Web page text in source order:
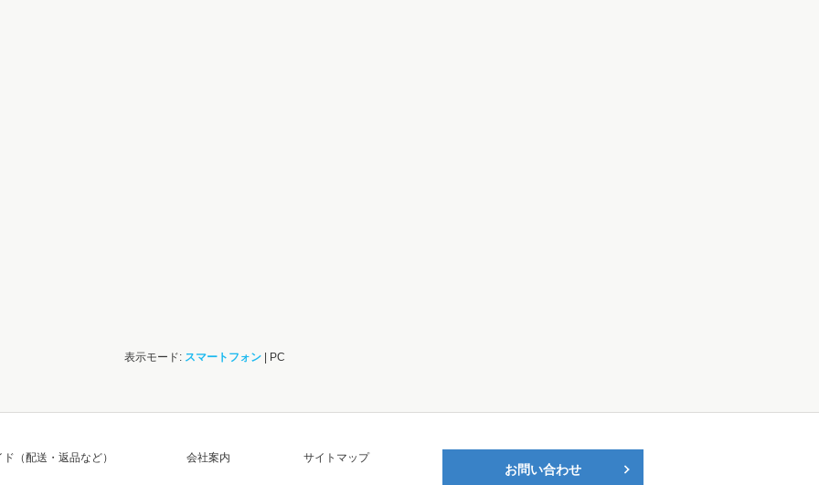
表示モード: スマートフォン | PC
（配送・返品など） 会社案内 サイトマップ
お問い合わせ